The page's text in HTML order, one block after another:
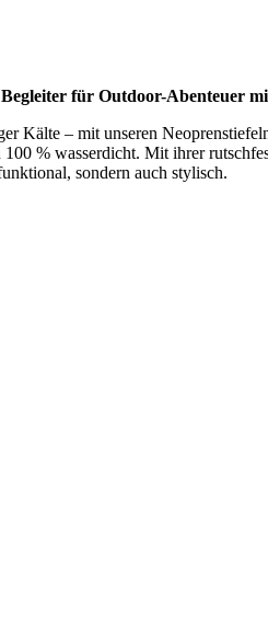
für Outdoor-Abenteuer
Kälte – mit unseren
% wasserdicht. Mit ihrer
sondern auch stylisch.